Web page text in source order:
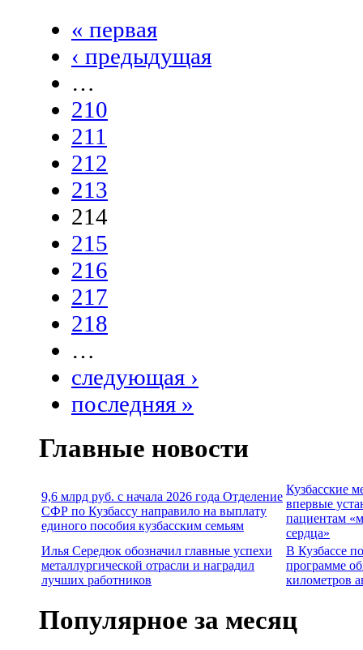
« первая
‹ предыдущая
…
210
211
212
213
214
215
216
217
218
…
следующая ›
последняя »
Главные новости
9,6 млрд руб. с начала 2026 года Отделение
СФР по Кузбассу направило на выплату
единого пособия кузбасским семьям
Кузбасские
впервые
пациентам
сердца»
Илья Середюк обозначил главные успехи
металлургической отрасли и наградил
лучших работников
В Кузбассе
программе
километров
Популярное за месяц